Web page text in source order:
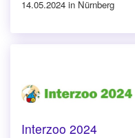
14.05.2024 in Nürnberg
Interzoo 2024